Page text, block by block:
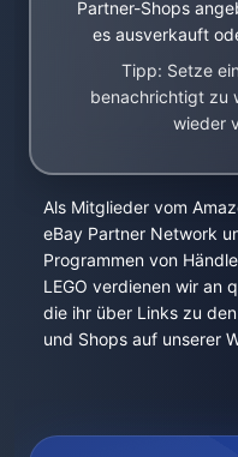
Partner-Shops
es ausverkauft
Tipp: Setze
benachrichtigt zu
wieder
Als Mitglieder vom
eBay Partner Network
Programmen von
LEGO verdienen wir an
die ihr über Links zu
und Shops auf unserer